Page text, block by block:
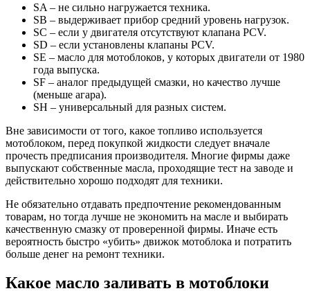
SA – не сильно нагружается техника.
SB – выдерживает прибор средний уровень нагрузок.
SC – если у двигателя отсутствуют клапана PCV.
SD – если установлены клапаны PCV.
SE – масло для мотоблоков, у которых двигатели от 1980
года выпуска.
SF – аналог предыдущей смазки, но качество лучше
(меньше агара).
SH – универсальный для разных систем.
Вне зависимости от того, какое топливо используется
мотоблоком, перед покупкой жидкости следует вначале
прочесть предписания производителя. Многие фирмы даже
выпускают собственные масла, проходящие тест на заводе и
действительно хорошо подходят для техники.
Не обязательно отдавать предпочтение рекомендованным
товарам, но тогда лучше не экономить на масле и выбирать
качественную смазку от проверенной фирмы. Иначе есть
вероятность быстро «убить» движок мотоблока и потратить
больше денег на ремонт техники.
Какое масло заливать в мотоблоки